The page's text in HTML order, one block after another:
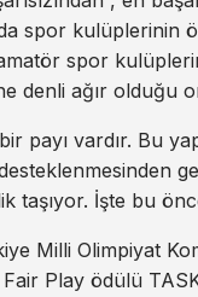
spor kulüplerinin
spor
denli ağır olduğu
payı vardır. Bu
İşte bu
Milli Olimpiyat
Play ödülü